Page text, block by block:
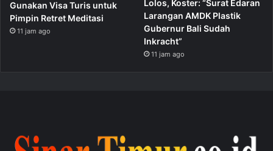
Gunakan Visa Turis untuk
Pimpin Retret Meditasi
11 jam ago
Lolos, Koster: “Surat Edaran
Larangan AMDK Plastik
Gubernur Bali Sudah
Inkracht”
11 jam ago